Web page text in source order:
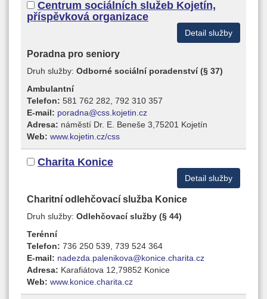
Centrum sociálních služeb Kojetín,
příspěvková organizace
Detail služby
Poradna pro seniory
Druh služby: Odborné sociální poradenství (§ 37)
Ambulantní
Telefon: 581 762 282, 792 310 357
E-mail: poradna@css.kojetin.cz
Adresa: náměstí Dr. E. Beneše 3,75201 Kojetín
Web: www.kojetin.cz/css
Charita Konice
Detail služby
Charitní odlehčovací služba Konice
Druh služby: Odlehčovací služby (§ 44)
Terénní
Telefon: 736 250 539, 739 524 364
E-mail: nadezda.palenikova@konice.charita.cz
Adresa: Karafiátova 12,79852 Konice
Web: www.konice.charita.cz